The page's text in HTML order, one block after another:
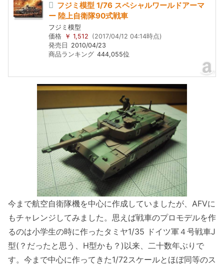
フジミ模型 1/76 スペシャルワールドアーマ
ー 陸上自衛隊90式戦車
フジミ模型
価格 ￥ 1,512 (2017/04/12 04:14時点)
発売日
2010/04/23
商品ランキング 444,055位
今まで航空自衛隊機を中心に作成していましたが、AFVに
もチャレンジしてみました。思えば戦車のプロモデルを作
るのは小学生の時に作ったタミヤ1/35 ドイツ軍４号戦車J
型(？だったと思う、H型かも？)以来、二十数年ぶりで
す。今まで中心に作ってきた1/72スケールとほぼ同等のス